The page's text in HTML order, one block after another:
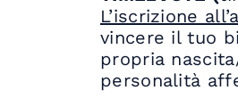
L’iscrizione
vincere il tuo
propria
personalità